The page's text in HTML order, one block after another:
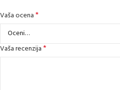
Vaša ocena*
Vaša recenzija*